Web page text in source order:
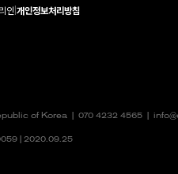
인 개인정보처리방침
of Korea | 070 4232 4565
| 2020.09.25